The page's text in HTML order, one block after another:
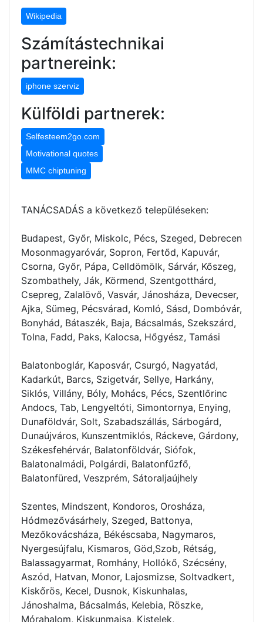
Wikipedia
Számítástechnikai
partnereink:
iphone szerviz
Külföldi partnerek:
Selfesteem2go.com
Motivational quotes
MMC chiptuning
TANÁCSADÁS a következő településeken:
Budapest, Győr, Miskolc, Pécs, Szeged, Debrecen
Mosonmagyaróvár, Sopron, Fertőd, Kapuvár,
Csorna, Győr, Pápa, Celldömölk, Sárvár, Kőszeg,
Szombathely, Ják, Körmend, Szentgotthárd,
Csepreg, Zalalövő, Vasvár, Jánosháza, Devecser,
Ajka, Sümeg, Pécsvárad, Komló, Sásd, Dombóvár,
Bonyhád, Bátaszék, Baja, Bácsalmás, Szekszárd,
Tolna, Fadd, Paks, Kalocsa, Hőgyész, Tamási
Balatonboglár, Kaposvár, Csurgó, Nagyatád,
Kadarkút, Barcs, Szigetvár, Sellye, Harkány,
Siklós, Villány, Bóly, Mohács, Pécs, Szentlőrinc
Andocs, Tab, Lengyeltóti, Simontornya, Enying,
Dunaföldvár, Solt, Szabadszállás, Sárbogárd,
Dunaújváros, Kunszentmiklós, Ráckeve, Gárdony,
Székesfehérvár, Balatonföldvár, Siófok,
Balatonalmádi, Polgárdi, Balatonfűzfő,
Balatonfüred, Veszprém, Sátoraljaújhely
Szentes, Mindszent, Kondoros, Orosháza,
Hódmezővásárhely, Szeged, Battonya,
Mezőkovácsháza, Békéscsaba, Nagymaros,
Nyergesújfalu, Kismaros, Göd,Szob, Rétság,
Balassagyarmat, Romhány, Hollókő, Szécsény,
Aszód, Hatvan, Monor, Lajosmizse, Soltvadkert,
Kiskőrös, Kecel, Dusnok, Kiskunhalas,
Jánoshalma, Bácsalmás, Kelebia, Röszke,
Mórahalom, Kiskunmajsa, Kistelek,